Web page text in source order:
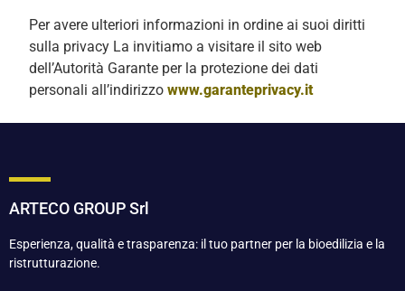
Per avere ulteriori informazioni in ordine ai suoi diritti
sulla privacy La invitiamo a visitare il sito web
dell’Autorità Garante per la protezione dei dati
personali all’indirizzowww.garanteprivacy.it
ARTECO GROUP Srl
Esperienza, qualità e trasparenza: il tuo partner per la bioedilizia e la
ristrutturazione.